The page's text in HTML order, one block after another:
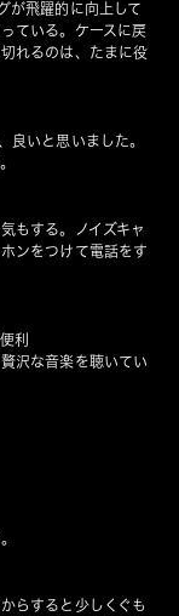
が飛躍的に向上して
ている。ケースに戻
れるのは、たまに役
良いと思いました。
もする。ノイズキャ
ンをつけて電話をす
利
沢な音楽を聴いてい
らすると少しくぐも